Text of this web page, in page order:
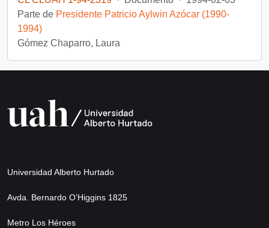
Parte de Presidente Patricio Aylwin Azócar (1990-
1994)
Gómez Chaparro, Laura
Universidad Alberto Hurtado
Avda. Bernardo O’Higgins 1825
Metro Los Héroes